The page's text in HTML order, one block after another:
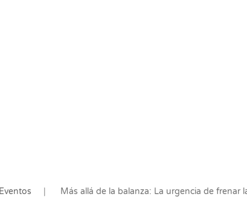
Más allá de la balanza: La urgencia de frenar